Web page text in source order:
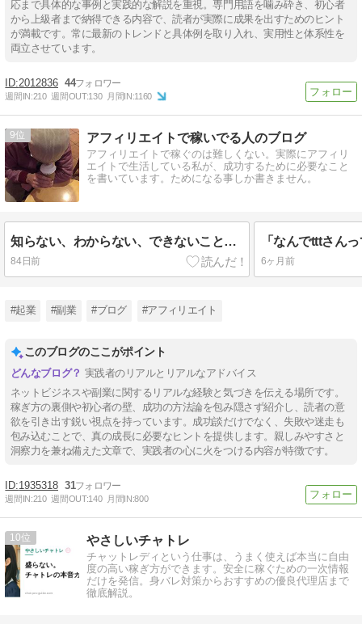
応まで具体的な事例と実践的な解説を重視。専門用語を噛み砕き、初心者
から上級者まで納得できる内容で、読者が実際に成果を出すためのヒント
が満載です。常に最新のトレンドと具体例を取り入れ、実用性と体系性を
両立させています。
2012836 44
週間IN:210 週間OUT:130 月間IN:1160
9 アフィリエイトで稼いでる人のブログ
アフィリエイトで稼ぐのは難しくない。実際にアフィリ
エイトで生活している私が、成功するために必要なこと
を書いています。ためになる事しか書きません。
知らない、わからない、できないことが多い？そんなん最高やん！！って話
84日前 6ヶ月前
#起業 #副業 #ブログ #アフィリエイト
このブログのここがポイント
実践者のリアルとリアルなアドバイス
ネットビジネスや副業に関するリアルな経験と気づきを伝える場所です。
稼ぎ方の裏側や初心者の壁、成功の方法論を包み隠さず紹介し、読者の意
欲を引き出す鋭い視点を持っています。成功談だけでなく、失敗や迷走も
包み込むことで、真の成長に必要なヒントを提供します。親しみやすさと
洞察力を兼ね備えた文章で、実践者の心に火をつける内容が特徴です。
1935318 31
週間IN:210 週間OUT:140 月間IN:800
10 やさしいチャトレ
チャットレディという仕事は、うまく使えば本当に自由
度の高い稼ぎ方ができます。安全に稼ぐための一次情報
だけを発信。身バレ対策からおすすめの優良代理店まで
徹底解説。